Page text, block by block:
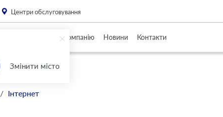
Змінити місто
Центри обслуговування
Про Компанію Новини Контакти
/ Інтернет
install this critical browser update